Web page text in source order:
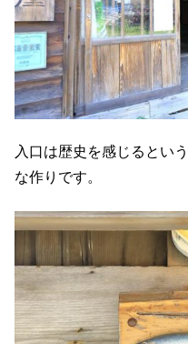
入口は歴史を感じるとい
な作りです。